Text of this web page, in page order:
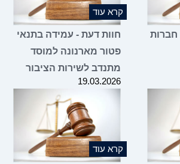
קרא עוד
חוות דעת - עמידה בתנאי
פטור מארנונה למוסד
מתנדב לשירות הציבור
19.03.2026
קרא עוד